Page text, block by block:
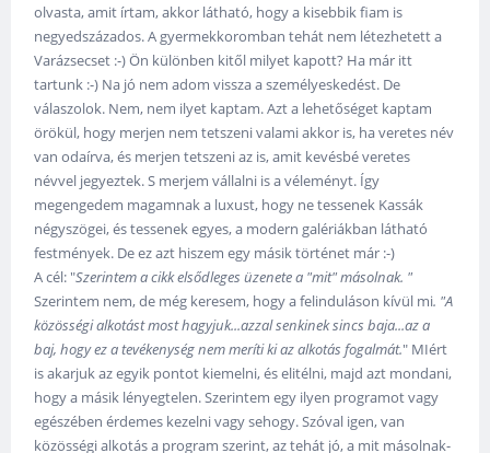
olvasta, amit írtam, akkor látható, hogy a kisebbik fiam is
negyedszázados. A gyermekkoromban tehát nem létezhetett a
Varázsecset :-) Ön különben kitől milyet kapott? Ha már itt
tartunk :-) Na jó nem adom vissza a személyeskedést. De
válaszolok. Nem, nem ilyet kaptam. Azt a lehetőséget kaptam
örökül, hogy merjen nem tetszeni valami akkor is, ha veretes név
van odaírva, és merjen tetszeni az is, amit kevésbé veretes
névvel jegyeztek. S merjem vállalni is a véleményt. Így
megengedem magamnak a luxust, hogy ne tessenek Kassák
négyszögei, és tessenek egyes, a modern galériákban látható
festmények. De ez azt hiszem egy másik történet már :-)
A cél: "Szerintem a cikk elsődleges üzenete a "mit" másolnak. "
Szerintem nem, de még keresem, hogy a felinduláson kívül mi. "A
közösségi alkotást most hagyjuk...azzal senkinek sincs baja...az a
baj, hogy ez a tevékenység nem meríti ki az alkotás fogalmát." MIért
is akarjuk az egyik pontot kiemelni, és elitélni, majd azt mondani,
hogy a másik lényegtelen. Szerintem egy ilyen programot vagy
egészében érdemes kezelni vagy sehogy. Szóval igen, van
közösségi alkotás a program szerint, az tehát jó, a mit másolnak-